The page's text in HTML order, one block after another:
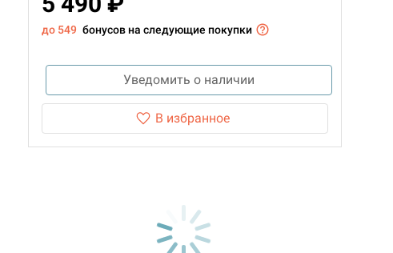
до 549 бонусов на следующие покупки
Уведомить о наличии
В избранное